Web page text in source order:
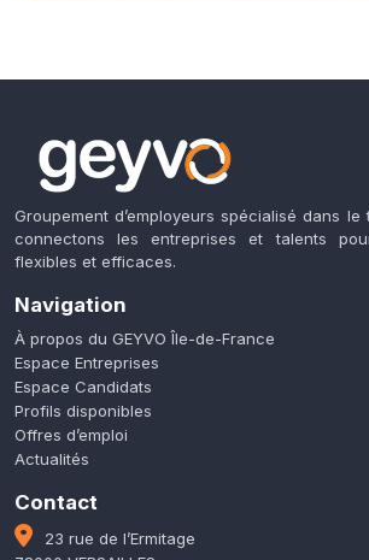
Groupement d’employeurs spécialisé dans le
connectons les entreprises et talents
flexibles et efficaces.
Navigation
À propos du GEYVO Île-de-France
Espace Entreprises
Espace Candidats
Profils disponibles
Offres d’emploi
Actualités
Contact
23 rue de l’Ermitage